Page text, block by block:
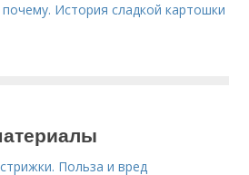
История сладкой картошки
Польза и вред